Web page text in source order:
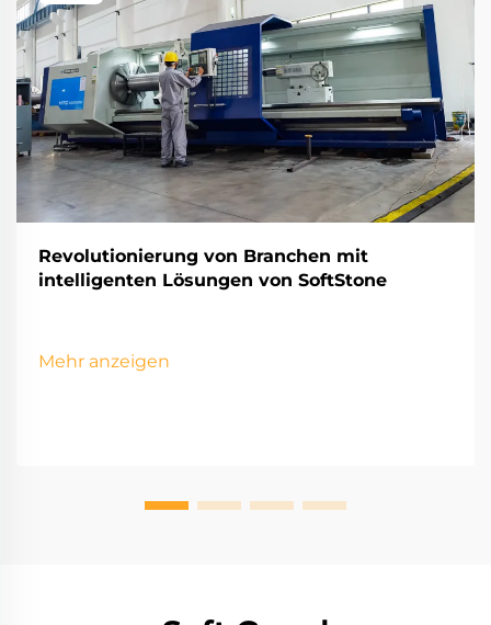
Revolutionierung von Branchen mit
intelligenten Lösungen von SoftStone
Mehr anzeigen